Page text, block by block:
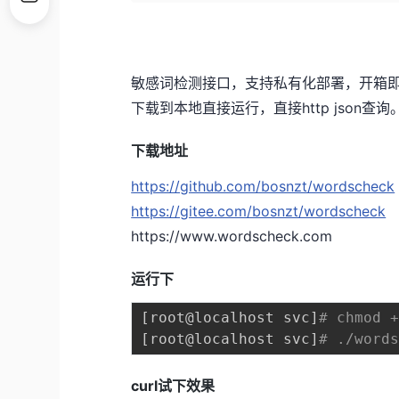
敏感词检测接口，支持私有化部署，开箱即
下载到本地直接运行，直接http json查询。
下载地址
https://github.com/bosnzt/wordscheck
https://gitee.com/bosnzt/wordscheck
https://www.wordscheck.com
运行下
[ root@localhost svc]# chmod
[ root@localhost svc]# ./
curl试下效果